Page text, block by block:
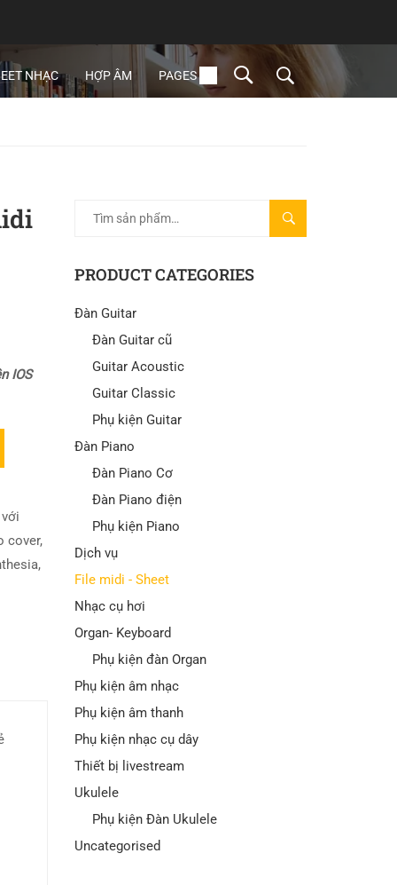
NHẠC HỢP ÂM PAGES
IOS
cover,
,
TÌM
KIẾM
PRODUCT CATEGORIES
Đàn Guitar
Đàn Guitar cũ
Guitar Acoustic
Guitar Classic
Phụ kiện Guitar
Đàn Piano
Đàn Piano Cơ
Đàn Piano điện
Phụ kiện Piano
Dịch vụ
File midi - Sheet
Nhạc cụ hơi
Organ- Keyboard
Phụ kiện đàn Organ
Phụ kiện âm nhạc
Phụ kiện âm thanh
Phụ kiện nhạc cụ dây
Thiết bị livestream
Ukulele
Phụ kiện Đàn Ukulele
Uncategorised